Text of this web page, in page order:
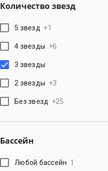
Количество звезд
5 звезд +1
4 звезды +6
3 звезды
2 звезды +3
Без звезд +25
Бассейн
Любой бассейн 1